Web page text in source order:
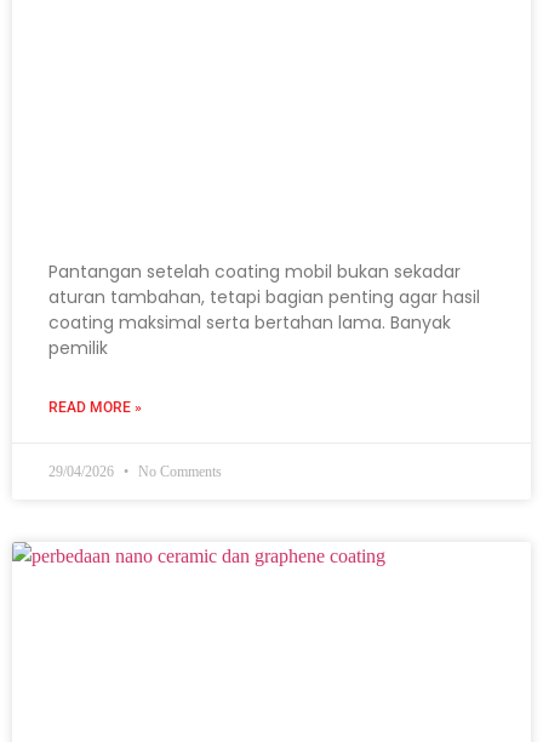
Pantangan setelah coating mobil bukan sekadar
aturan tambahan, tetapi bagian penting agar hasil
coating maksimal serta bertahan lama. Banyak
pemilik
READ MORE »
29/04/2026 No Comments